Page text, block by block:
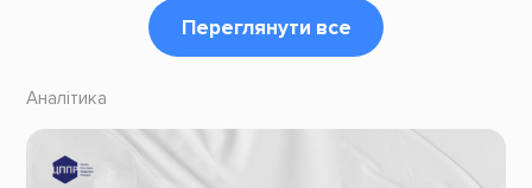
Переглянути все
Аналітика